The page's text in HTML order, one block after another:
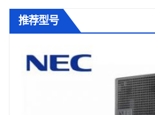
推荐型号